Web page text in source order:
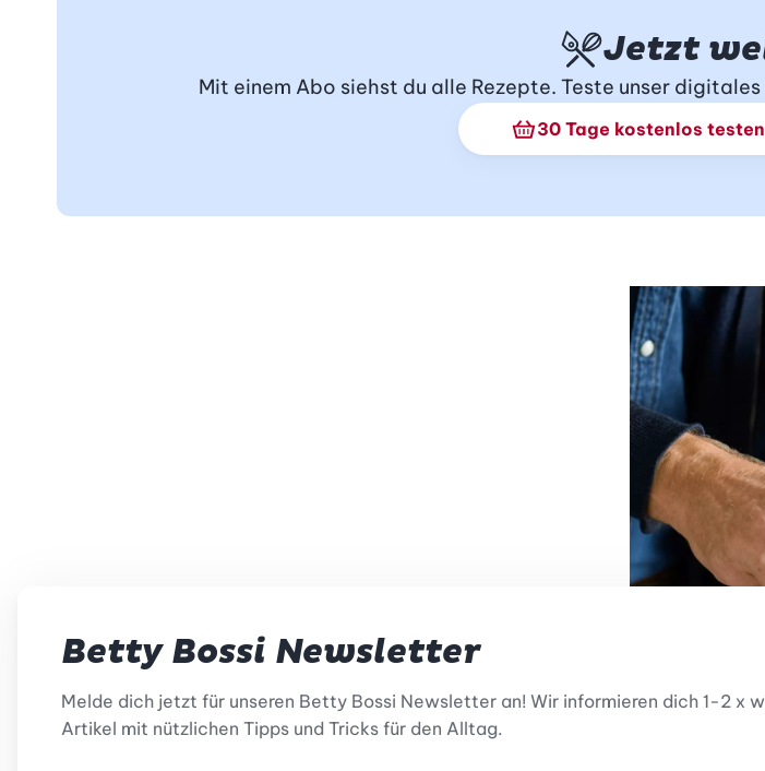
Jetzt
Mit einem Abo siehst du alle Rezepte. Teste unser
30 Tage kostenlos testen
Betty Bossi Newsletter
Melde dich jetzt für unseren Betty Bossi Newsletter an! Wir informieren dich 1-2 x
Artikel mit nützlichen Tipps und Tricks für den Alltag.